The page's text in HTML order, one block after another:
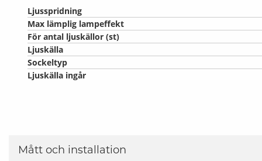
Ljusspridning
Max lämplig lampeffekt
För antal ljuskällor (st)
Ljuskälla
Sockeltyp
Ljuskälla ingår
Mått och installation